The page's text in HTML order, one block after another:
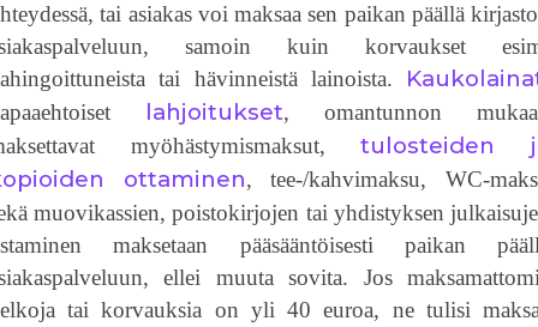
tai asiakas voi maksaa sen paikan päällä
samoin kuin korvaukset
tai hävinneistä lainoista.
lahjoitukset, omantunnon
myöhästymismaksut,tulosteiden
ottaminen, tee-/kahvimaksu, WC-
muovikassien, poistokirjojen tai yhdistyksen
maksetaan pääsääntöisesti paikan
ellei muuta sovita. Jos
tai korvauksia on yli 40 euroa, ne tulisi